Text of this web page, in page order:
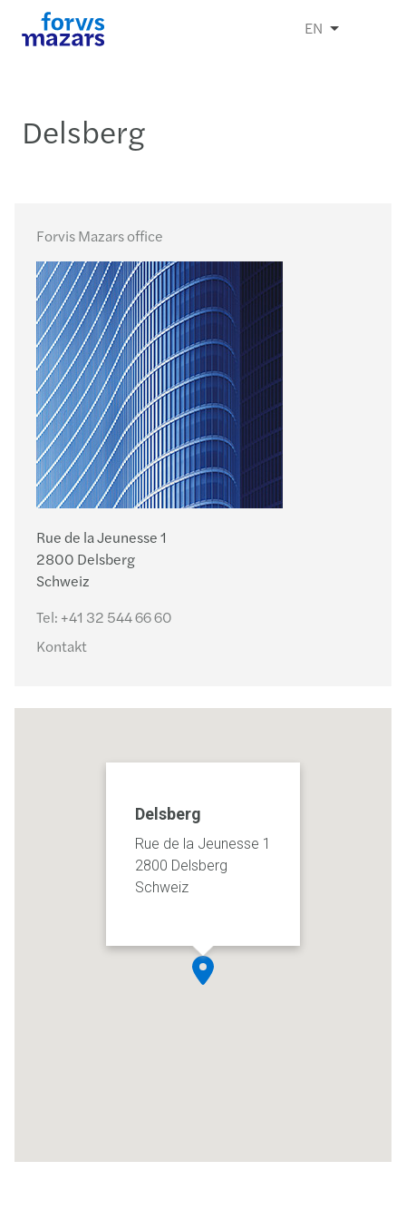
EN
Delsberg
Forvis Mazars office
Rue de la Jeunesse 1
2800 Delsberg
Schweiz
Tel: +41 32 544 66 60
Kontakt
Delsberg
Rue de la Jeunesse 1
2800 Delsberg
Schweiz